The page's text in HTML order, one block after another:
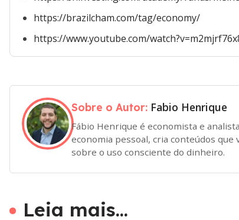
https://brazilcham.com/tag/economy/
https://www.youtube.com/
Sobre o Autor: Fabio Henrique
Fábio Henrique é economista e
economia pessoal, cria conteúdos
sobre o uso consciente do dinheiro.
Leia mais...